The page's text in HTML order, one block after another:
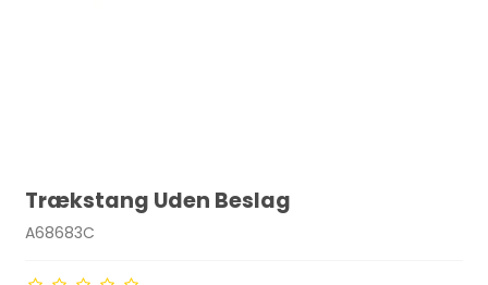
Trækstang Uden Beslag
A68683C